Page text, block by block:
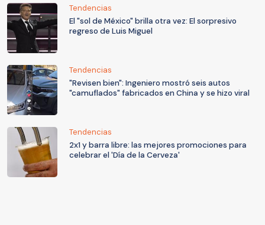
Tendencias
El "sol de México" brilla otra vez: El sorpresivo
regreso de Luis Miguel
Tendencias
"Revisen bien": Ingeniero mostró seis autos
"camuflados" fabricados en China y se hizo viral
Tendencias
2x1 y barra libre: las mejores promociones para
celebrar el 'Día de la Cerveza'